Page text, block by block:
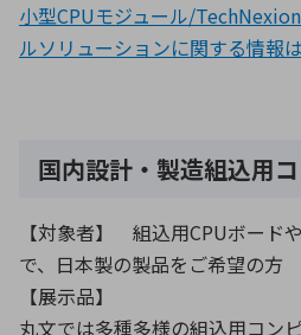
小型CPUモジュール/
ルソリューションに関する情報
国内設計・製造組込用
【対象者】 組込用CPUボード
で、日本製の製品をご希望の方
【展示品】
丸文では多種多様の組込用コン